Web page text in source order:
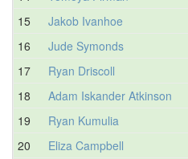
15
Jakob Ivanhoe
16
Jude Symonds
17
Ryan Driscoll
18
Adam Iskander Atkinson
19
Ryan Kumulia
20
Eliza Campbell